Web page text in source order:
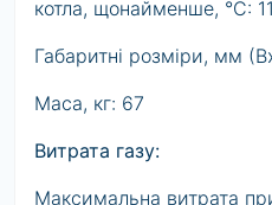
котла, щонайменше, °С:
Габаритні розміри, мм
Маса, кг: 67
Витрата газу:
Максимальна витрата